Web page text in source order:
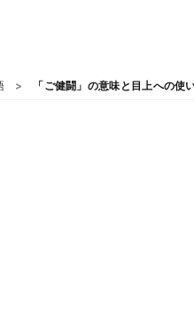
「ご健闘」の意味と目上への